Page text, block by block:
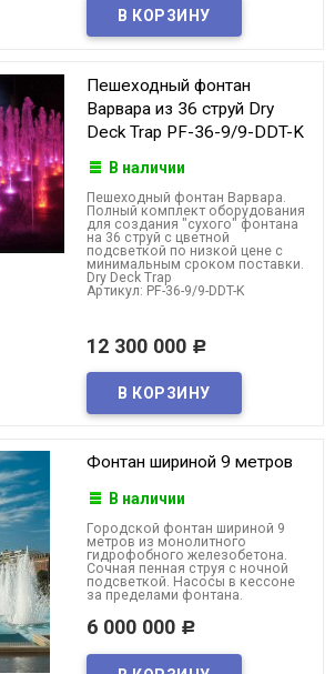
Пешеходный фонтан
Варвара из 36 струй Dry
Deck Trap PF-36-9/9-DDT-K
В наличии
Пешеходный фонтан Варвара.
Полный комплект оборудования
для создания "сухого" фонтана
на 36 струй с цветной
подсветкой по низкой цене с
минимальным сроком поставки.
Dry Deck Trap
Артикул: PF-36-9/9-DDT-K
12 300 000 Р
Фонтан шириной 9 метров
В наличии
Городской фонтан шириной 9
метров из монолитного
гидрофобного железобетона.
Сочная пенная струя с ночной
подсветкой. Насосы в кессоне
за пределами фонтана.
6 000 000 Р